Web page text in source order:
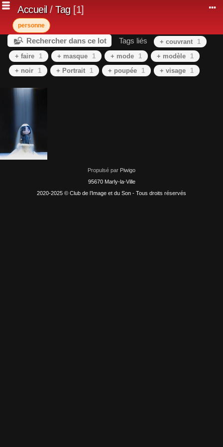
Accueil/ Tag 1
personne
Rechercher dans ce lot Tags liés + couvrant
1
+ faire
1 + masque 1 + mode 1 + modèle
1
+ noir
1 + Portrait 1 + poupée 1 + visage 1
Propulsé par Piwigo
95670 Marly-la-Ville
2020-2025 © Club de l’Image et du Son - Tous droits réservés